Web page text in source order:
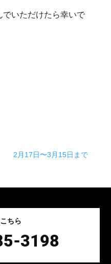
いただけたら幸いで
2月17日〜3月15日まで
ちら
3198